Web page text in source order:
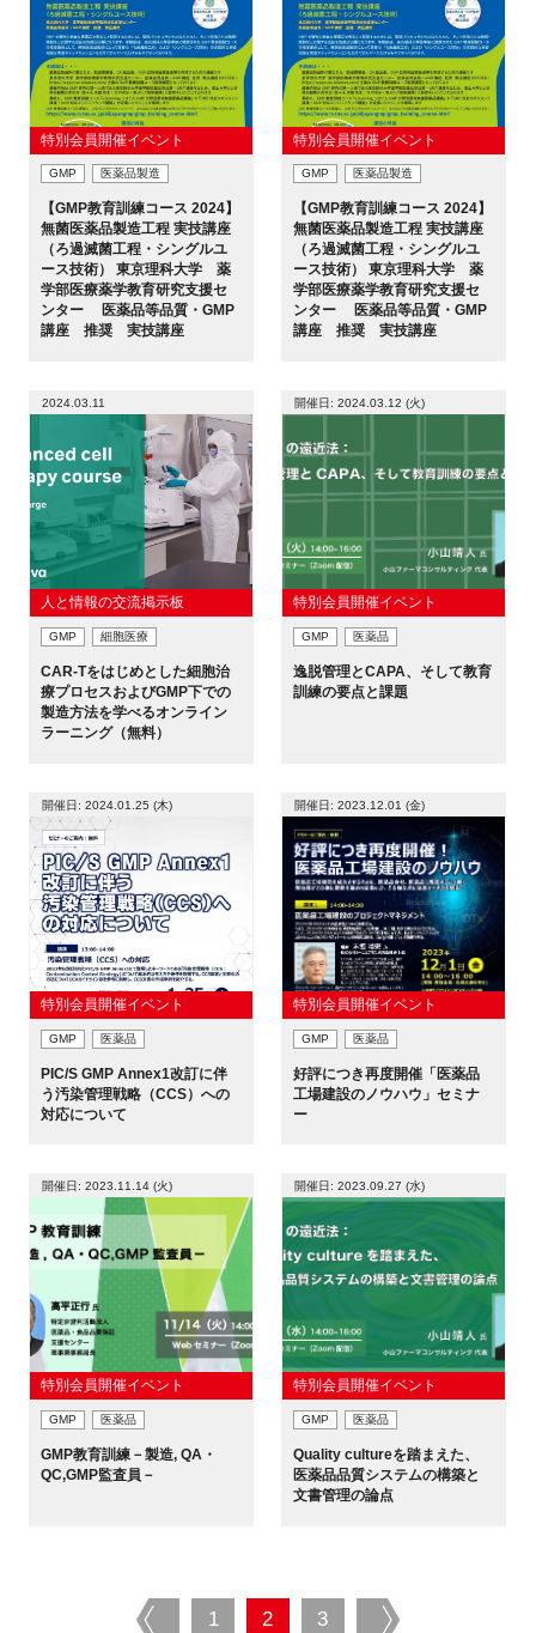
特別会員開催イベント
GMP 医薬品製造
【GMP教育訓練コース 2024】
無菌医薬品製造工程 実技講座
（ろ過滅菌工程・シングルユ
ース技術） 東京理科大学 薬
学部医療薬学教育研究支援セ
ンター 医薬品等品質・GMP
講座 推奨 実技講座
特別会員開催イベント
GMP 医薬品製造
【GMP教育訓練コース 2024】
無菌医薬品製造工程 実技講座
（ろ過滅菌工程・シングルユ
ース技術） 東京理科大学 薬
学部医療薬学教育研究支援セ
ンター 医薬品等品質・GMP
講座 推奨 実技講座
2024.03.11
人と情報の交流掲示板
GMP 細胞医療
CAR-Tをはじめとした細胞治
療プロセスおよびGMP下での
製造方法を学べるオンライン
ラーニング（無料）
開催日: 2024.03.12 (火)
特別会員開催イベント
GMP 医薬品
逸脱管理とCAPA、そして教育
訓練の要点と課題
開催日: 2024.01.25 (木)
特別会員開催イベント
GMP 医薬品
PIC/S GMP Annex1改訂に伴
う汚染管理戦略（CCS）への
対応について
開催日: 2023.12.01 (金)
特別会員開催イベント
GMP 医薬品
好評につき再度開催「医薬品
工場建設のノウハウ」セミナ
ー
開催日: 2023.11.14 (火)
特別会員開催イベント
GMP 医薬品
GMP教育訓練－製造, QA・
QC,GMP監査員－
開催日: 2023.09.27 (水)
特別会員開催イベント
GMP 医薬品
Quality cultureを踏まえた、
医薬品品質システムの構築と
文書管理の論点
prev
1 2 3 next